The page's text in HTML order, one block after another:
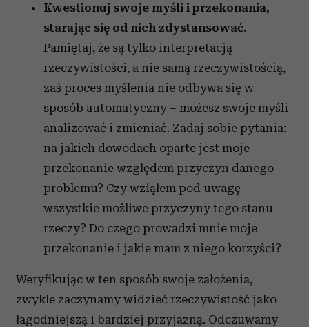
Kwestionuj swoje myśli i przekonania,
starając się od nich zdystansować.
Pamiętaj, że są tylko interpretacją
rzeczywistości, a nie samą rzeczywistością,
zaś proces myślenia nie odbywa się w
sposób automatyczny – możesz swoje myśli
analizować i zmieniać. Zadaj sobie pytania:
na jakich dowodach oparte jest moje
przekonanie względem przyczyn danego
problemu? Czy wziąłem pod uwagę
wszystkie możliwe przyczyny tego stanu
rzeczy? Do czego prowadzi mnie moje
przekonanie i jakie mam z niego korzyści?
Weryfikując w ten sposób swoje założenia,
zwykle zaczynamy widzieć rzeczywistość jako
łagodniejszą i bardziej przyjazną. Odczuwamy